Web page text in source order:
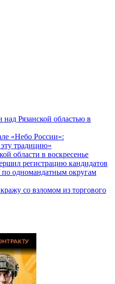
Рязанской областью в
«Небо России»:
традицию»
области в воскресенье
регистрацию кандидатов
одномандатным округам
со взломом из торгового